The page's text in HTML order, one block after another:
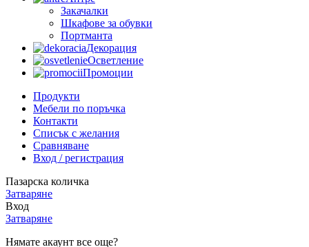
Закачалки
Шкафове за обувки
Портманта
Декорация
Осветление
Промоции
Продукти
Мебели по поръчка
Контакти
Списък с желания
Сравняване
Вход / регистрация
Пазарска количка
Затваряне
Вход
Затваряне
Нямате акаунт все още?